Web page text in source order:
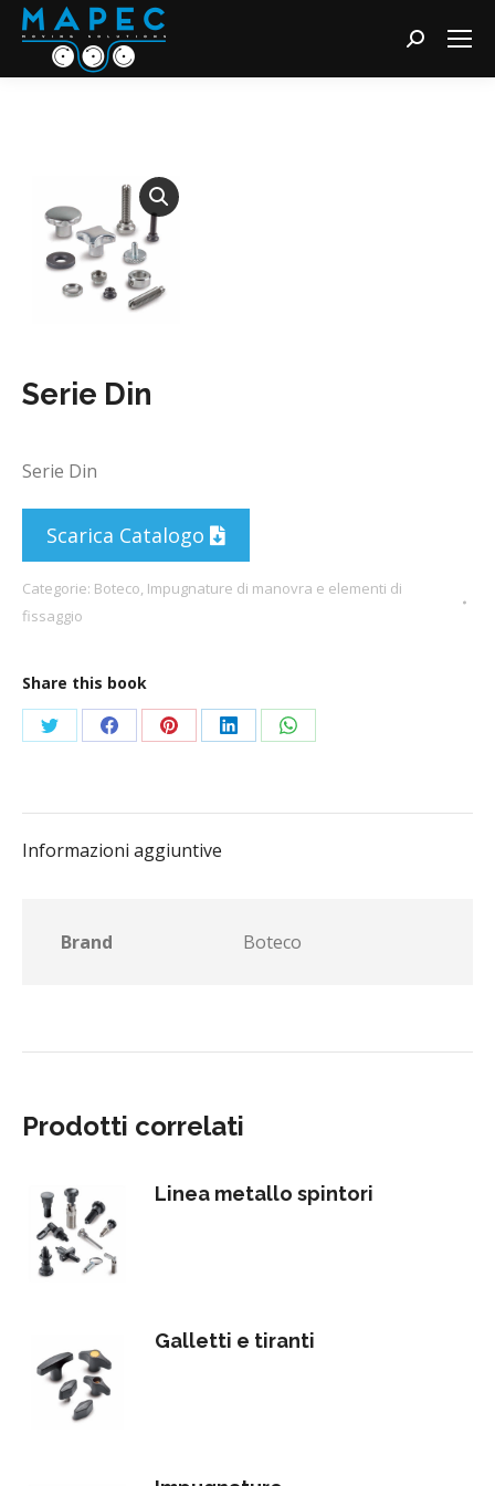
Cerca:
Serie Din
Serie Din
Scarica Catalogo
Categorie: Boteco, Impugnature di manovra e elementi di
fissaggio
Share this book
Condividi
Twitter
Condividi
Facebook
Condividi
Pinterest
Condividi
LinkedIn
Condividi
WhatsApp
Informazioni aggiuntive
Brand Boteco
Prodotti correlati
Linea metallo spintori
Galletti e tiranti